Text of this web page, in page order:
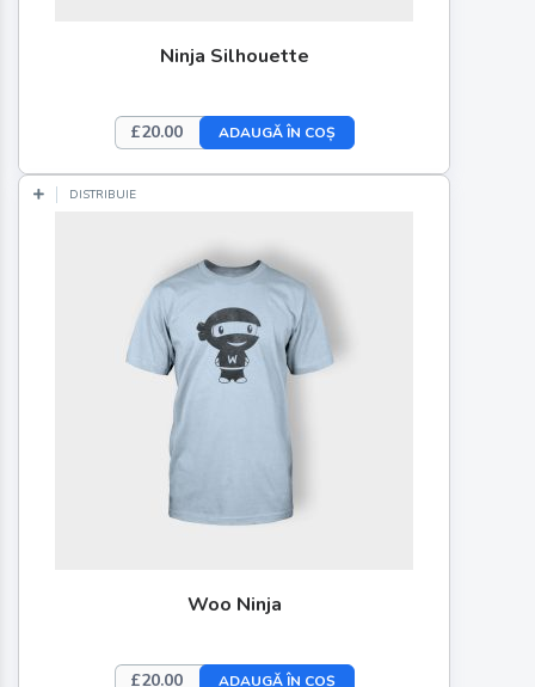
Ninja Silhouette
£20.00 ADAUGĂ ÎN COȘ
DISTRIBUIE
Woo Ninja
£20.00 ADAUGĂ ÎN COȘ